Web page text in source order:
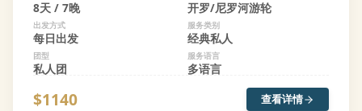
8天 / 7晚 开罗/尼罗河游轮
出发方式
每日出发
服务类别
经典私人
团型
私人团
服务语言
多语言
$1140 查看详情